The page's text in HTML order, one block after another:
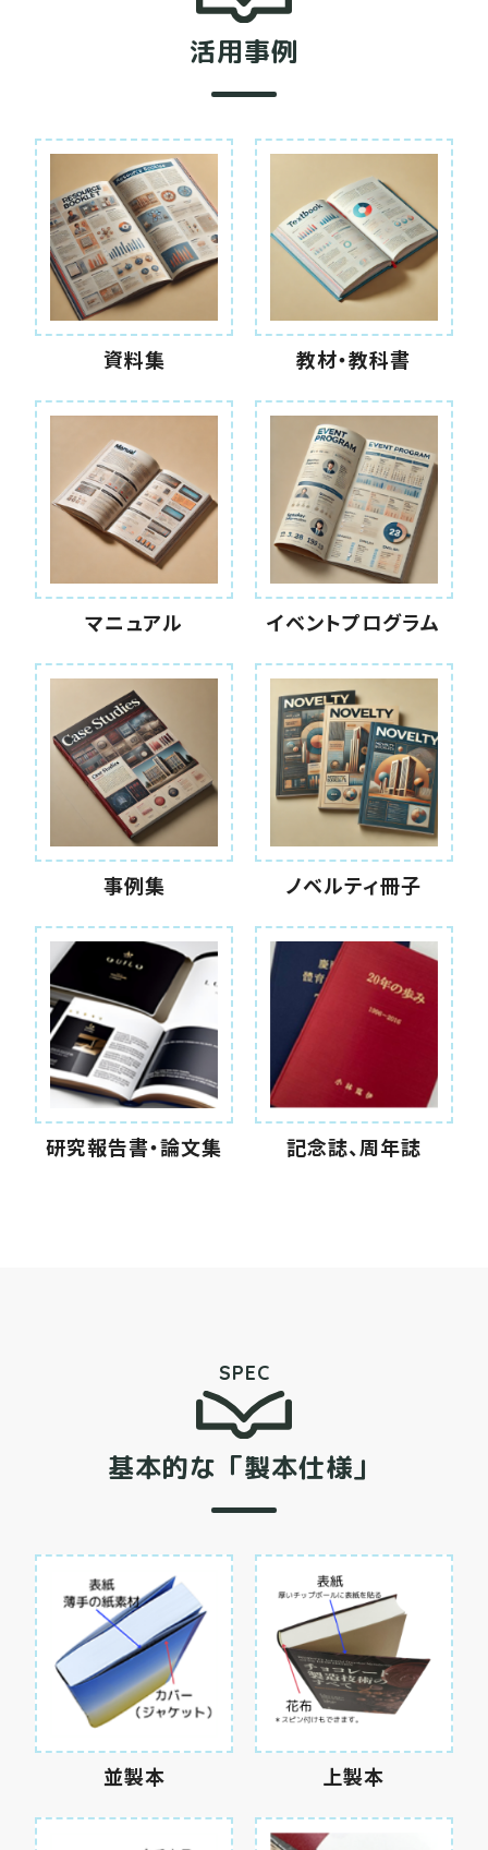
活用事例
資料集 教材・教科書
マニュアル イベントプログラム
事例集 ノベルティ冊子
研究報告書・論文集 記念誌、周年誌
SPEC
基本的な 「製本仕様」
並製本 上製本